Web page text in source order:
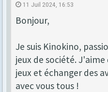
11 Juil 2024, 16:53
Bonjour,
Je suis Kinokino,
jeux de société.
jeux et échanger des
avec vous tous !